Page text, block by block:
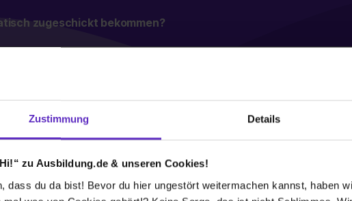
Zustimmung Details
zu Ausbildung.de & unseren Cookies!
dass du da bist! Bevor du hier ungestört weitermachen kannst, haben
zugeschickt bekommen?
Wusstest du schon, dass...
Gebäude Deutschlands geliefert hat? Die neue
höchstem Berg, wurde mit unseren PU-Dämmstoffen isoliert,
und Witterungsschutz gerecht zu werden.